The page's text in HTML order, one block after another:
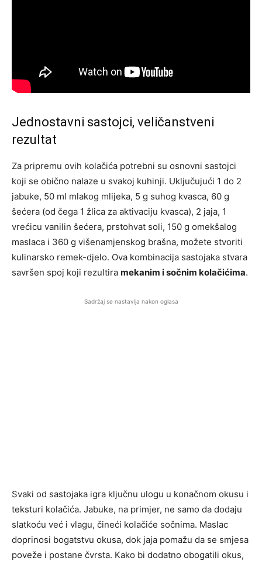
Jednostavni sastojci, veličanstveni
rezultat
Za pripremu ovih kolačića potrebni su osnovni sastojci
koji se obično nalaze u svakoj kuhinji. Uključujući 1 do 2
jabuke, 50 ml mlakog mlijeka, 5 g suhog kvasca, 60 g
šećera (od čega 1 žlica za aktivaciju kvasca), 2 jaja, 1
vrećicu vanilin šećera, prstohvat soli, 150 g omekšalog
maslaca i 360 g višenamjenskog brašna, možete stvoriti
kulinarsko remek-djelo. Ova kombinacija sastojaka stvara
savršen spoj koji rezultira mekanim i sočnim kolačićima.
Sadržaj se nastavlja nakon oglasa
Svaki od sastojaka igra ključnu ulogu u konačnom okusu i
teksturi kolačića. Jabuke, na primjer, ne samo da dodaju
slatkoću već i vlagu, čineći kolačiće sočnima. Maslac
doprinosi bogatstvu okusa, dok jaja pomažu da se smjesa
poveže i postane čvrsta. Kako bi dodatno obogatili okus,